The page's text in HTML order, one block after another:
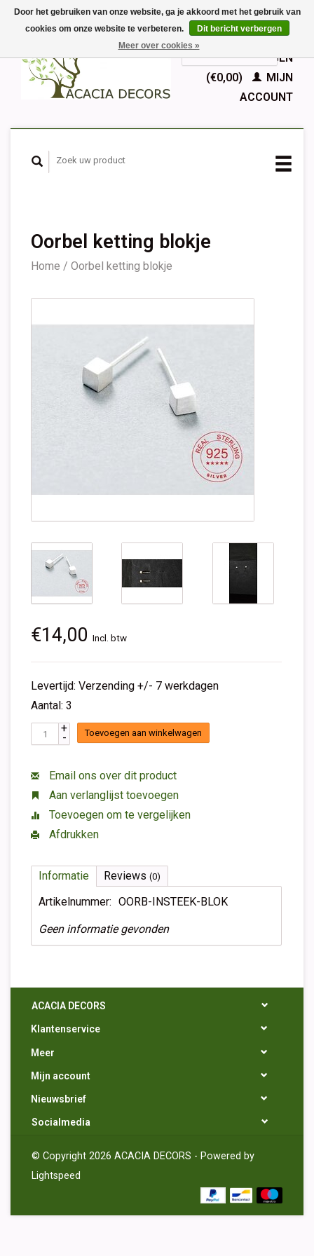
EUR
GBPNederlands
Deutsch
English
Français
WINKELWAGEN
(€0,00)
MIJN
ACCOUNT
Oorbel ketting blokje
Home / Oorbel ketting blokje
€14,00 Incl. btw
Levertijd: Verzending +/- 7 werkdagen
Aantal: 3
+
- Toevoegen aan winkelwagen
Email ons over dit product
Aan verlanglijst toevoegen
Toevoegen om te vergelijken
Afdrukken
Informatie Reviews (0)
Artikelnummer: OORB-INSTEEK-BLOK
Geen informatie gevonden
ACACIA DECORS
Klantenservice
Meer
Mijn account
Nieuwsbrief
Socialmedia
© Copyright 2026 ACACIA DECORS - Powered by
Lightspeed
Door het gebruiken van onze website, ga je akkoord met het gebruik van
cookies om onze website te verbeteren.
Dit bericht verbergen
Meer over cookies »